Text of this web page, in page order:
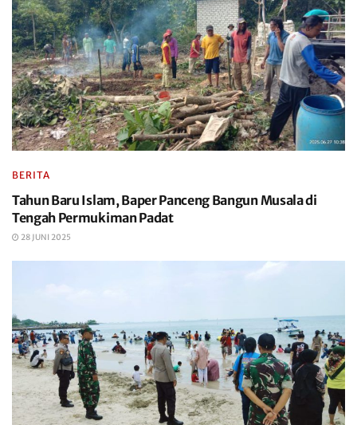
BERITA
Tahun Baru Islam, Baper Panceng Bangun Musala di
Tengah Permukiman Padat
28 JUNI 2025